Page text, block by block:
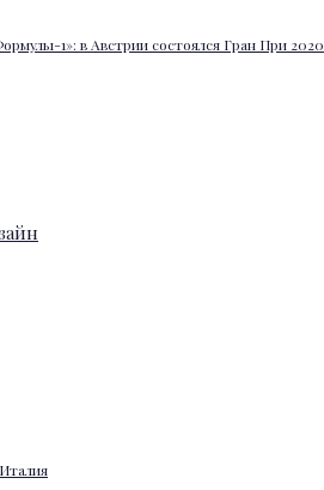
1»: в Австрии состоялся Гран При 2020